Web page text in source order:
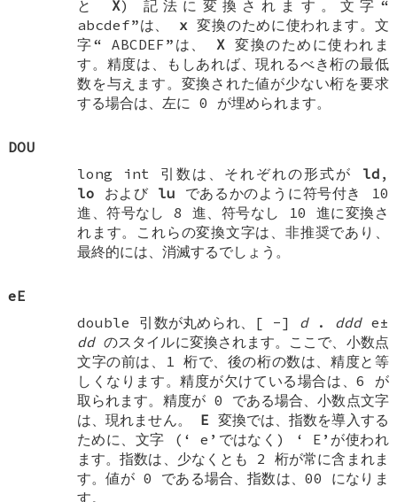
と X) 記法に変換されます。文字“
abcdef”は、 x変換のために使われます。文
字“ABCDEF”は、 X変換のために使われま
す。精度は、もしあれば、現れるべき桁の最低
数を与えます。変換された値が少ない桁を要求
する場合は、左に 0 が埋められます。
DOU
long int 引数は、それぞれの形式が ld ,
lo および lu であるかのように符号付き 10
進、符号なし 8 進、符号なし 10 進に変換さ
れます。これらの変換文字は、非推奨であり、
最終的には、消滅するでしょう。
eE
double
引数が丸められ、[ -] d . ddd e±
ddのスタイルに変換されます。ここで、小数点
文字の前は、1 桁で、後の桁の数は、精度と等
しくなります。精度が欠けている場合は、6 が
取られます。精度が 0 である場合、小数点文字
は、現れません。 E 変換では、指数を導入する
ために、文字 (‘e ’ではなく) ‘ E ’が使われ
ます。指数は、少なくとも 2 桁が常に含まれま
す。値が 0 である場合、指数は、00 になりま
す。